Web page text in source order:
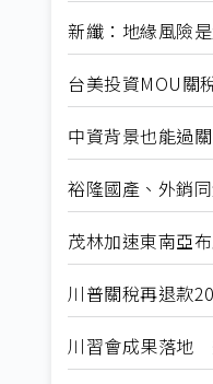
新纖：地緣風險
台美投資MOU關
中資背景也能過
裕隆國產、外銷
茂林加速東南亞
川普關稅再退款
川習會成果落地